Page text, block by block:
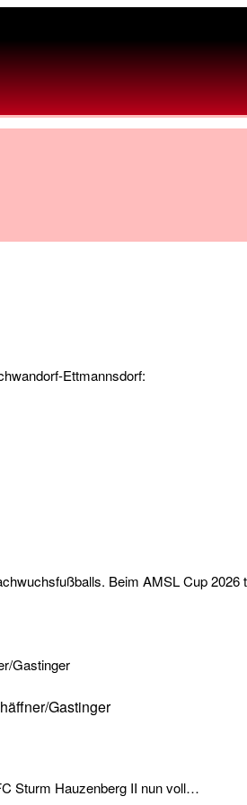
Ettmannsdorf:
Beim AMSL Cup
Gastinger
Sturm Hauzenberg II nun voll…